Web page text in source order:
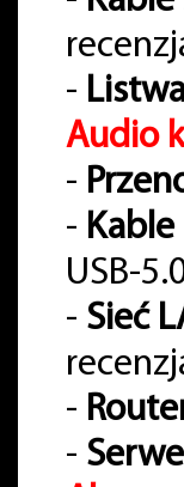
-
Audio
-
- Kable
USB-
- Sieć
-
-